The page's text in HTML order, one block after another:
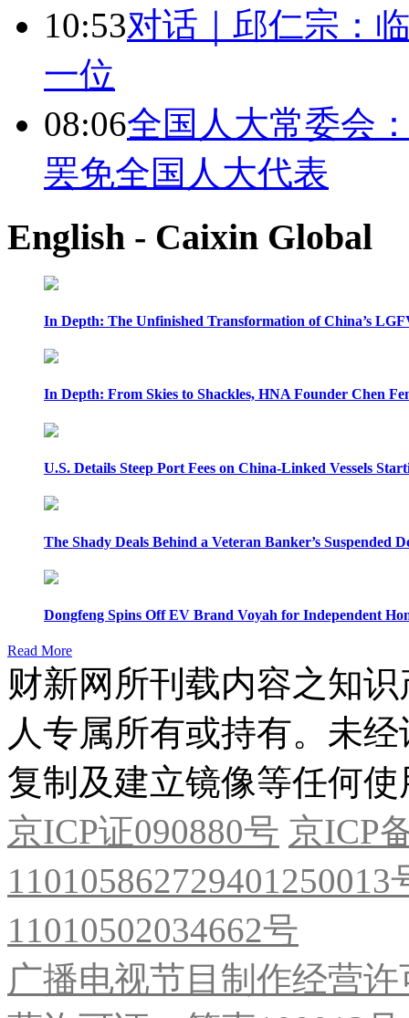
10:53对话｜邱仁宗：
一位
08:06全国人大常委会
罢免全国人大代表
English - Caixin Global
In Depth: The Unfinished Transformation of China’s
In Depth: From Skies to Shackles, HNA Founder Chen
U.S. Details Steep Port Fees on China-Linked Vessels
The Shady Deals Behind a Veteran Banker’s Suspended
Dongfeng Spins Off EV Brand Voyah for Independent
Read More
财新网所刊载内容之知
人专属所有或持有。未
复制及建立镜像等任何使
京ICP证090880号 京ICP
11010502034662号
广播电视节目制作经营